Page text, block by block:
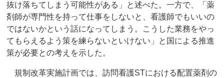
抜け落ちてしまう可能性がある」と述べた。一方で、「薬
剤師が専門性を持って仕事をしないと、看護師でもいいの
ではないかという話になってしまう。こうした業務をやっ
てもらえるよう策を練らないといけない」と国による推進
策が必要との考えを示した。
規制改革実施計画では、訪問看護STにおける配置薬剤の